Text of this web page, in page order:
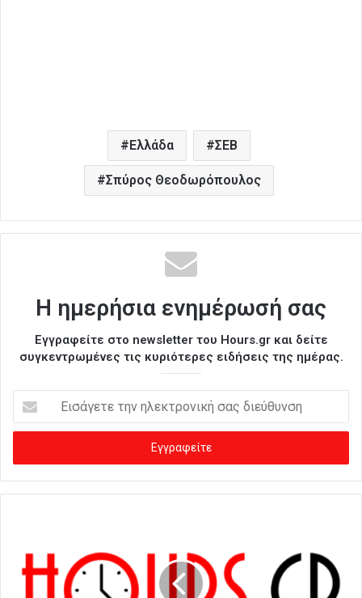
Ελλάδα ΣΕΒ
Σπύρος Θεοδωρόπουλος
Η ημερήσια ενημέρωσή σας
Εγγραφείτε στο newsletter του Hours.gr και δείτε
συγκεντρωμένες τις κυριότερες ειδήσεις της ημέρας.
σ
γ
ε